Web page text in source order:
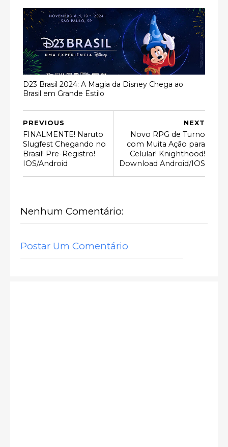
D23 Brasil 2024: A Magia da Disney Chega ao
Brasil em Grande Estilo
NEXT
Novo RPG de Turno
com Muita Ação para
Celular! Knighthood!
Download Android/IOS
PREVIOUS
FINALMENTE! Naruto
Slugfest Chegando no
Brasil! Pre-Registro!
IOS/Android
Nenhum Comentário:
Postar Um Comentário